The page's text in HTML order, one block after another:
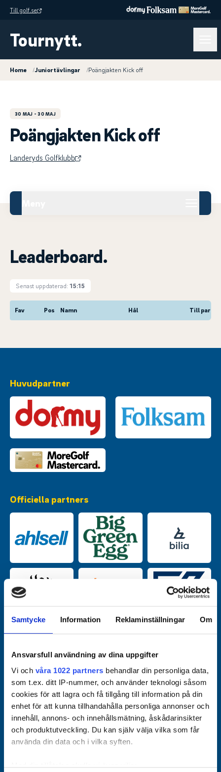
Samtycke Information Reklaminställningar Om
Ansvarsfull användning av dina uppgifter
Vi och våra 1022 partners behandlar din personliga data,
som t.ex. ditt IP-nummer, och använder teknologi såsom
cookies för att lagra och få tillgång till information på din
enhet för att kunna tillhandahålla personliga annonser och
innehåll, annons- och innehållsmätning, åskådarinsikter
och produktutveckling. Du kan själv välja vilka som får
använda din data och i vilka syften.
Med din tillåtelse skulle vi även vilja:
Till golf.se
Tournytt.
Home /Juniortävlingar /Poängjakten Kick off
30 MAJ - 30 MAJ
Poängjakten Kick off
Landeryds Golfklubb
Leaderboard.
Senast uppdaterad: 15:15
Fav Pos Namn Hål Till par
Huvudpartner
Officiella partners